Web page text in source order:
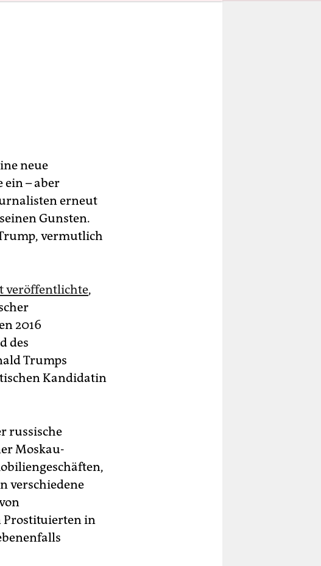
neue
– aber
erneut
Gunsten.
vermutlich
veröffentlichte,
2016
des
Trumps
Kandidatin
russische
Moskau-
verschiedene
Prostituierten in